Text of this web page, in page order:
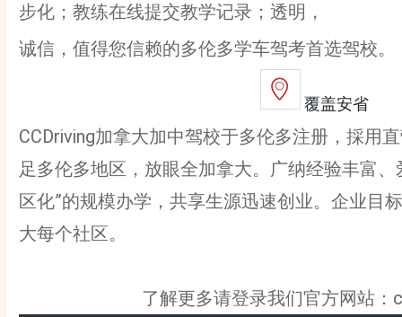
步化；教练在线提交教学记录；透明，
诚信，值得您信赖的多伦多学车驾考首选驾校。
覆盖安省
CCDriving加拿大加中驾校于多伦多注册，採用
足多伦多地区，放眼全加拿大。广纳经验丰富
区化”的规模办学，共享生源迅速创业。企业目
大每个社区。
了解更多请登录我们官方网站：